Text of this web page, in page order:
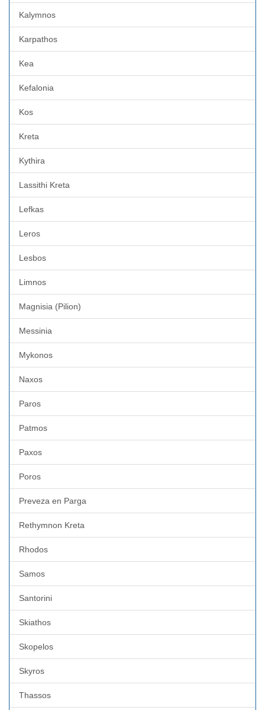
Kalymnos
Karpathos
Kea
Kefalonia
Kos
Kreta
Kythira
Lassithi Kreta
Lefkas
Leros
Lesbos
Limnos
Magnisia (Pilion)
Messinia
Mykonos
Naxos
Paros
Patmos
Paxos
Poros
Preveza en Parga
Rethymnon Kreta
Rhodos
Samos
Santorini
Skiathos
Skopelos
Skyros
Thassos